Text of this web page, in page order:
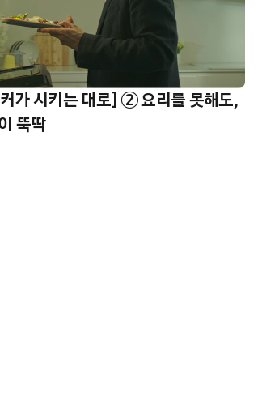
가 시키는 대로] ② 요리를 못해도,
뚝딱